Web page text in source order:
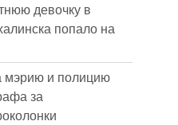
девочку в
попало на
мэрию и полицию
за